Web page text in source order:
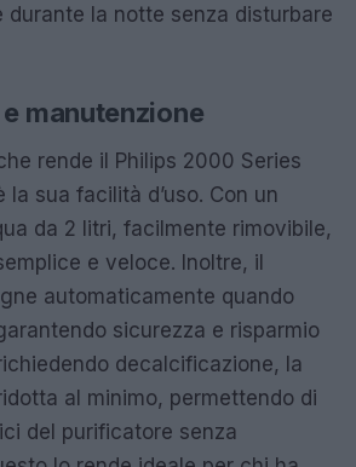
durante la notte senza disturbare
e manutenzione
rende il Philips 2000 Series
la sua facilità d’uso. Con un
da 2 litri, facilmente rimovibile,
e veloce. Inoltre, il
automaticamente quando
sicurezza e risparmio
decalcificazione, la
al minimo, permettendo di
del purificatore senza